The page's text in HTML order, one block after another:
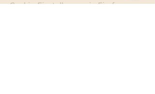
Cookie-Einstellungen in Firefox